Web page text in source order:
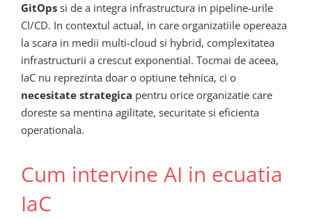
GitOps si de a integra infrastructura in pipeline-urile
CI/CD. In contextul actual, in care organizatiile opereaza
la scara in medii multi-cloud si hybrid, complexitatea
infrastructurii a crescut exponential. Tocmai de aceea,
IaC nu reprezinta doar o optiune tehnica, ci o
necesitate strategica pentru orice organizatie care
doreste sa mentina agilitate, securitate si eficienta
operationala.
Cum intervine AI in ecuatia
IaC